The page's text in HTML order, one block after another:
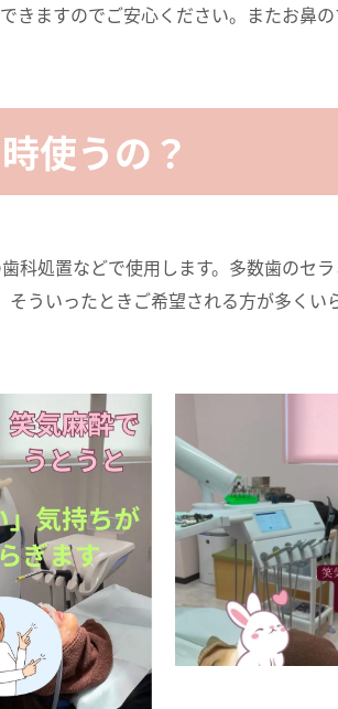
きますのでご安心ください。またお鼻
使うの？
科処置などで使用します。多数歯のセ
ういったときご希望される方が多くい